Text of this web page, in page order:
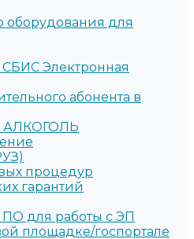
оборудования для
СБИС Электронная
абонента в
АЛКОГОЛЬ
процедур
гарантий
ПО для работы с ЭП
площадке/госпортале